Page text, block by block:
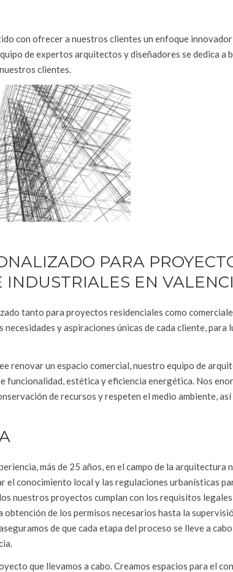
con ofrecer a nuestros clientes un enfoque
de expertos arquitectos y diseñadores se dedica a
clientes.
PARA
INDUSTRIALES EN
tanto para proyectos residenciales como
y aspiraciones únicas de cada cliente, para
renovar un espacio comercial, nuestro equipo de
funcionalidad, estética y eficiencia energética. Nos
de recursos y respeten el medio ambiente, así
más de 25 años, en el campo de la arquitectura
el conocimiento local y las regulaciones urbanísticas
nuestros proyectos cumplan con los requisitos
obtención de los permisos necesarios hasta la
de que cada etapa del proceso se lleve a
que llevamos a cabo. Creamos espacios para el